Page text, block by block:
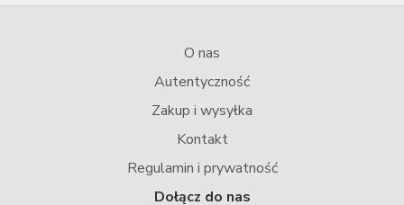
O nas
Autentyczność
Zakup i wysyłka
Kontakt
Regulamin i prywatność
Dołącz do nas